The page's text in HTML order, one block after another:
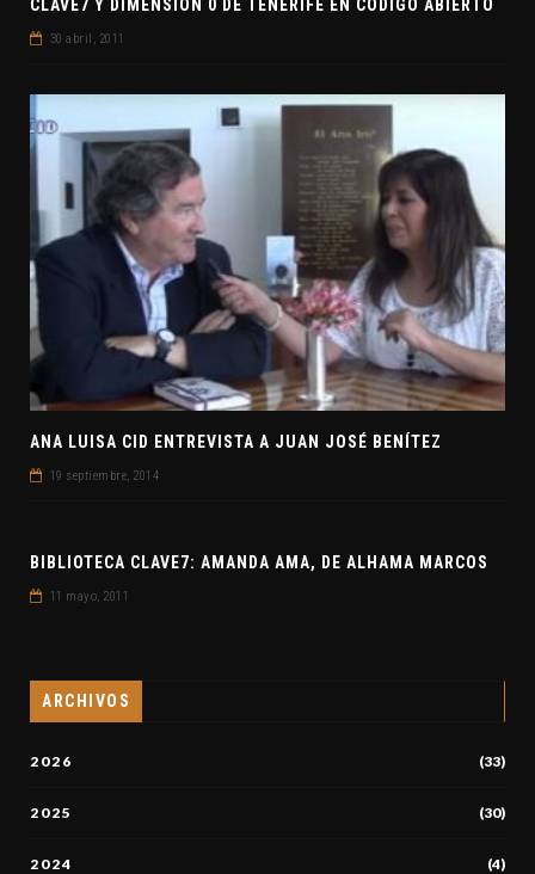
CLAVE7 Y DIMENSIÓN 0 DE TENERIFE EN CÓDIGO ABIERTO
30 abril, 2011
ANA LUISA CID ENTREVISTA A JUAN JOSÉ BENÍTEZ
19 septiembre, 2014
BIBLIOTECA CLAVE7: AMANDA AMA, DE ALHAMA MARCOS
11 mayo, 2011
ARCHIVOS
2026 (33)
2025 (30)
2024 (4)